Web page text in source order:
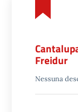
Freidur
Nessuna